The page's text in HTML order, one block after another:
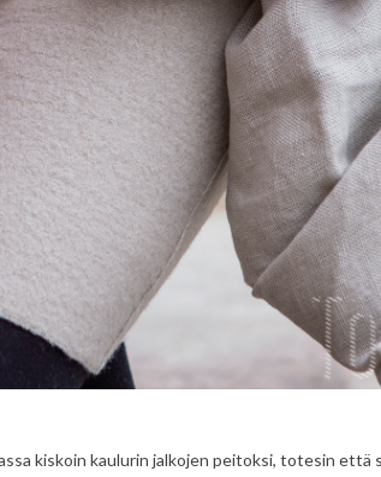
kiskoin kaulurin jalkojen peitoksi, totesin että